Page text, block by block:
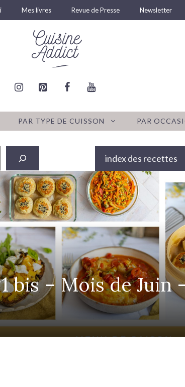
Mes livres Revue de Presse Newsletter
PAR TYPE DE CUISSON PAR
index des recettes
bis – Mois de Juin